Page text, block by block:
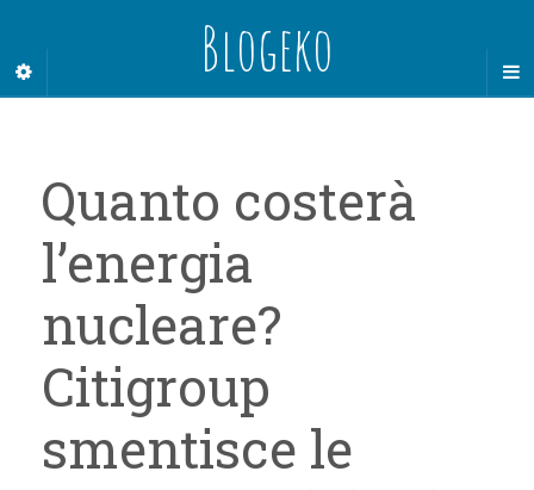
Blogeko
Quanto costerà
l’energia
nucleare?
Citigroup
smentisce le